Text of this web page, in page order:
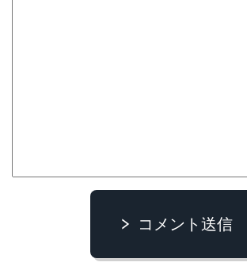
コメント送信